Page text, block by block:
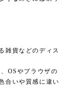
雑貨などのディス
OSやブラウザの
合いや質感に違い